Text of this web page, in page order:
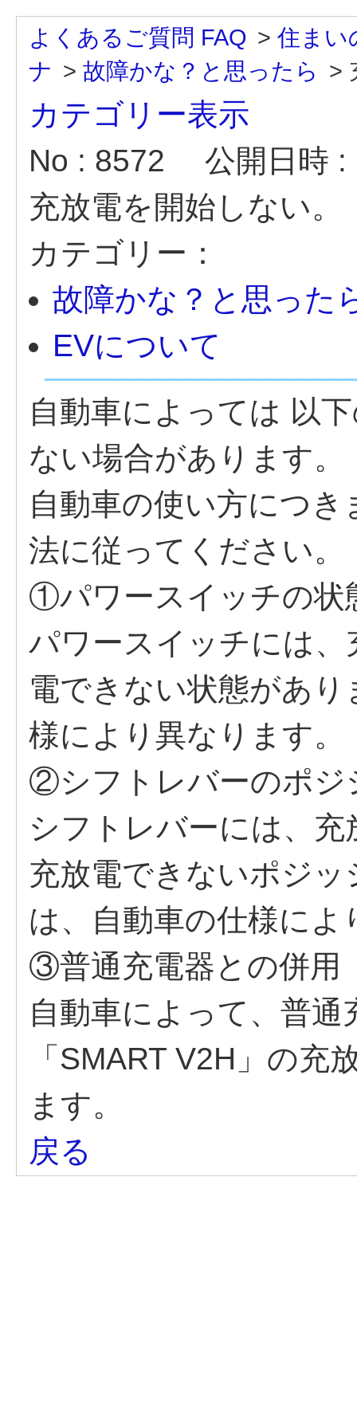
よくあるご質問 FAQ > 住まい
ナ > 故障かな？と思ったら >
カテゴリー表示
No : 8572
公開日時
充放電を開始しない。
カテゴリー：
故障かな？と思った
EVについて
自動車によっては 以
ない場合があります。
自動車の使い方につ
法に従ってください。
①パワースイッチの状
パワースイッチには
電できない状態があ
様により異なります。
②シフトレバーのポジ
シフトレバーには、
充放電できないポジ
は、自動車の仕様によ
③普通充電器との併用
自動車によって、普通
「SMART V2H」の充
ます。
戻る